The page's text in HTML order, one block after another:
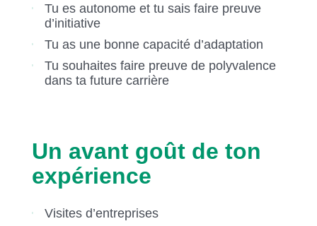
Tu es autonome et tu sais faire preuve
d’initiative
Tu as une bonne capacité d’adaptation
Tu souhaites faire preuve de polyvalence
dans ta future carrière
Un avant goût de ton
expérience
Visites d’entreprises